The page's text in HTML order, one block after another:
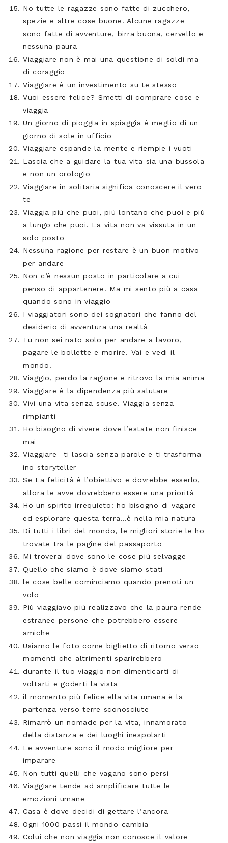
No tutte le ragazze sono fatte di zucchero,
spezie e altre cose buone. Alcune ragazze
sono fatte di avventure, birra buona, cervello e
nessuna paura
Viaggiare non è mai una questione di soldi ma
di coraggio
Viaggiare è un investimento su te stesso
Vuoi essere felice? Smetti di comprare cose e
viaggia
Un giorno di pioggia in spiaggia è meglio di un
giorno di sole in ufficio
Viaggiare espande la mente e riempie i vuoti
Lascia che a guidare la tua vita sia una bussola
e non un orologio
Viaggiare in solitaria significa conoscere il vero
te
Viaggia più che puoi, più lontano che puoi e più
a lungo che puoi. La vita non va vissuta in un
solo posto
Nessuna ragione per restare è un buon motivo
per andare
Non c’è nessun posto in particolare a cui
penso di appartenere. Ma mi sento più a casa
quando sono in viaggio
I viaggiatori sono dei sognatori che fanno del
desiderio di avventura una realtà
Tu non sei nato solo per andare a lavoro,
pagare le bollette e morire. Vai e vedi il
mondo!
Viaggio, perdo la ragione e ritrovo la mia anima
Viaggiare è la dipendenza più salutare
Vivi una vita senza scuse. Viaggia senza
rimpianti
Ho bisogno di vivere dove l’estate non finisce
mai
Viaggiare- ti lascia senza parole e ti trasforma
ino storyteller
Se La felicità è l’obiettivo e dovrebbe esserlo,
allora le avve dovrebbero essere una priorità
Ho un spirito irrequieto: ho bisogno di vagare
ed esplorare questa terra…è nella mia natura
Di tutti i libri del mondo, le migliori storie le ho
trovate tra le pagine del passaporto
Mi troverai dove sono le cose più selvagge
Quello che siamo è dove siamo stati
le cose belle cominciamo quando prenoti un
volo
Più viaggiavo più realizzavo che la paura rende
estranee persone che potrebbero essere
amiche
Usiamo le foto come biglietto di ritorno verso
momenti che altrimenti sparirebbero
durante il tuo viaggio non dimenticarti di
voltarti e goderti la vista
il momento più felice ella vita umana è la
partenza verso terre sconosciute
Rimarrò un nomade per la vita, innamorato
della distanza e dei luoghi inespolarti
Le avventure sono il modo migliore per
imparare
Non tutti quelli che vagano sono persi
Viaggiare tende ad amplificare tutte le
emozioni umane
Casa è dove decidi di gettare l’ancora
Ogni 1000 passi il mondo cambia
Colui che non viaggia non conosce il valore